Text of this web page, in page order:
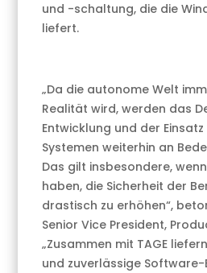
und -schaltung, die die
liefert.
„Da die autonome Welt
Realität wird, werden das
Entwicklung und der
Systemen weiterhin an
Das gilt insbesondere,
haben, die Sicherheit der
drastisch zu erhöhen“,
Senior Vice President,
„Zusammen mit TAGE
und zuverlässige Software-